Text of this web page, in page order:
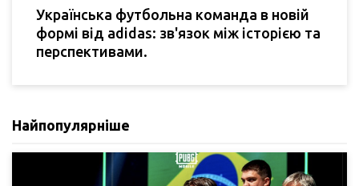
Українська футбольна команда в новій
формі від adidas: зв'язок між історією та
перспективами.
Найпопулярніше